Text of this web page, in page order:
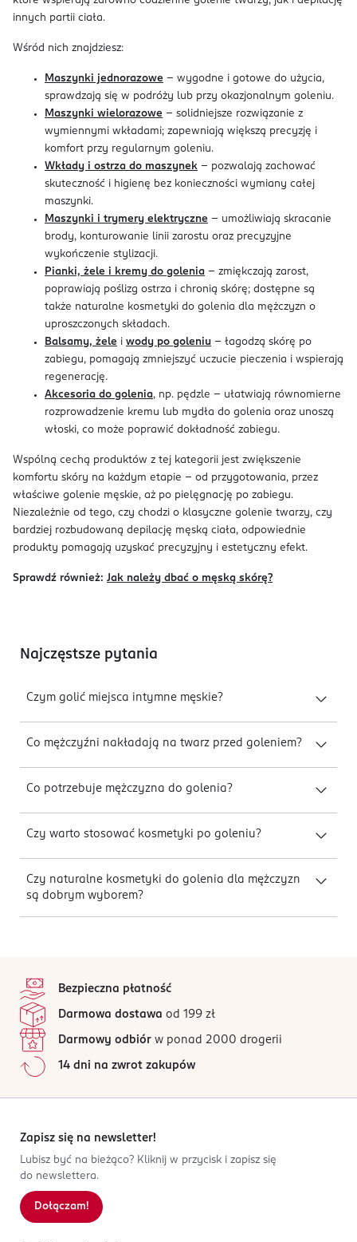
innych partii ciała.
Wśród nich znajdziesz:
Maszynki jednorazowe – wygodne i gotowe do użycia,
sprawdzają się w podróży lub przy okazjonalnym goleniu.
Maszynki wielorazowe – solidniejsze rozwiązanie z
wymiennymi wkładami; zapewniają większą precyzję i
komfort przy regularnym goleniu.
Wkłady i ostrza do maszynek – pozwalają zachować
skuteczność i higienę bez konieczności wymiany całej
maszynki.
Maszynki i trymery elektryczne – umożliwiają skracanie
brody, konturowanie linii zarostu oraz precyzyjne
wykończenie stylizacji.
Pianki, żele i kremy do golenia – zmiękczają zarost,
poprawiają poślizg ostrza i chronią skórę; dostępne są
także naturalne kosmetyki do golenia dla mężczyzn o
uproszczonych składach.
Balsamy, żele i wody po goleniu – łagodzą skórę po
zabiegu, pomagają zmniejszyć uczucie pieczenia i wspierają
regenerację.
Akcesoria do golenia, np. pędzle – ułatwiają równomierne
rozprowadzenie kremu lub mydła do golenia oraz unoszą
włoski, co może poprawić dokładność zabiegu.
Wspólną cechą produktów z tej kategorii jest zwiększenie
komfortu skóry na każdym etapie – od przygotowania, przez
właściwe golenie męskie, aż po pielęgnację po zabiegu.
Niezależnie od tego, czy chodzi o klasyczne golenie twarzy, czy
bardziej rozbudowaną depilację męską ciała, odpowiednie
produkty pomagają uzyskać precyzyjny i estetyczny efekt.
Sprawdź również: Jak należy dbać o męską skórę?
Najczęstsze pytania
Czym golić miejsca intymne męskie?
Co mężczyźni nakładają na twarz przed goleniem?
Co potrzebuje mężczyzna do golenia?
Czy warto stosować kosmetyki po goleniu?
Czy naturalne kosmetyki do golenia dla mężczyzn
są dobrym wyborem?
Bezpieczna płatność
Darmowa dostawa od 199 zł
Darmowy odbiór w ponad 2000 drogerii
14 dni na zwrot zakupów
Zapisz się na newsletter!
Lubisz być na bieżąco? Kliknij w przycisk i zapisz się
do newslettera.
Dołączam!